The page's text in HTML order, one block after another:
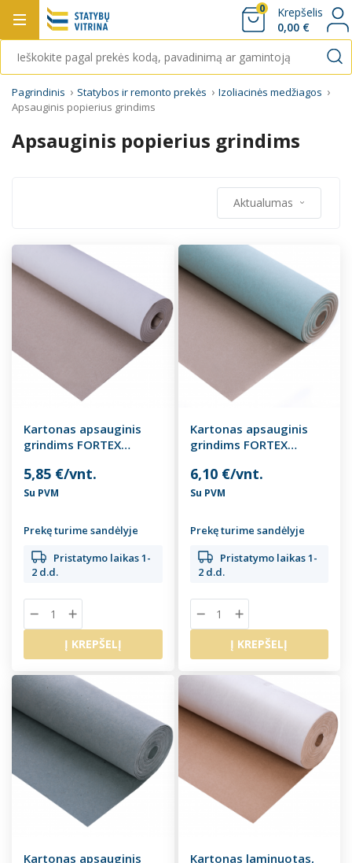
0
Krepšelis
0,00 €
Pagrindinis Statybos ir remonto prekės
Izoliacinės medžiagos
Apsauginis popierius grindims
Apsauginis popierius grindims
Aktualumas
Kartonas apsauginis
grindims FORTEX
5,85 €/vnt.
Su PVM
Prekę turime sandėlyje
Pristatymo laikas 1-
2 d.d.
Į KREPŠELĮ
Kartonas apsauginis
grindims FORTEX
6,10 €/vnt.
Su PVM
Prekę turime sandėlyje
Pristatymo laikas 1-
2 d.d.
Į KREPŠELĮ
Kartonas apsauginis
Kartonas laminuotas,